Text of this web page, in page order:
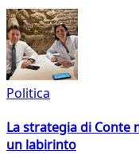
Politica
La strategia di Conte
un labirinto